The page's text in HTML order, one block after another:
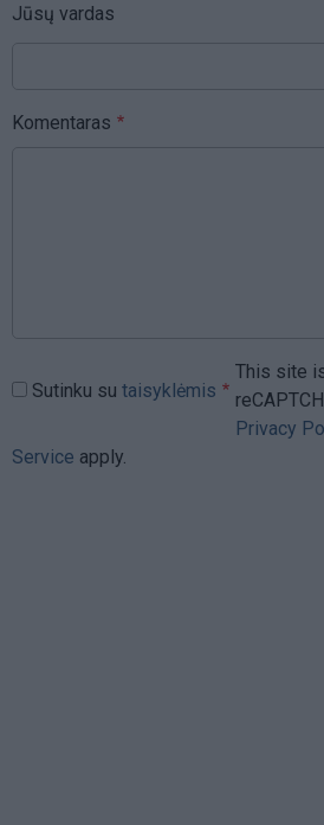
Jūsų vardas
Komentaras
Sutinku su taisyklėmis
This site
Privacy
Service apply.